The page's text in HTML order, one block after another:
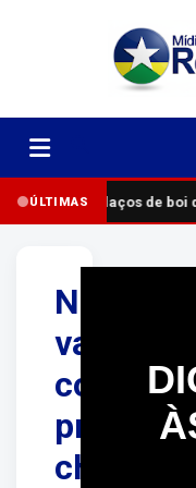
ÚLTIMASPedaços de boi
Nova
vacina
contra
chega